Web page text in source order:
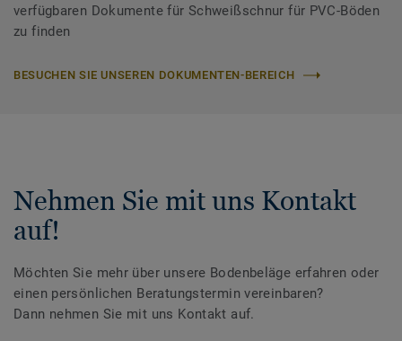
verfügbaren Dokumente für Schweißschnur für PVC-Böden
zu finden
BESUCHEN SIE UNSEREN DOKUMENTEN-BEREICH
Nehmen Sie mit uns Kontakt
auf!
Möchten Sie mehr über unsere Bodenbeläge erfahren oder
einen persönlichen Beratungstermin vereinbaren?
Dann nehmen Sie mit uns Kontakt auf.